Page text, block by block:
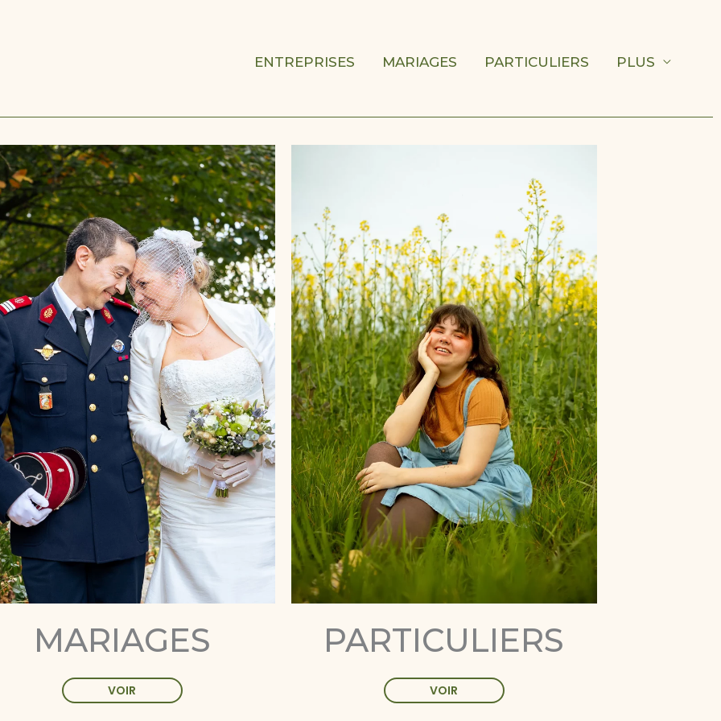
ENTREPRISES MARIAGES PARTICULIERS PLUS
MARIAGES
VOIR
PARTICULIERS
VOIR